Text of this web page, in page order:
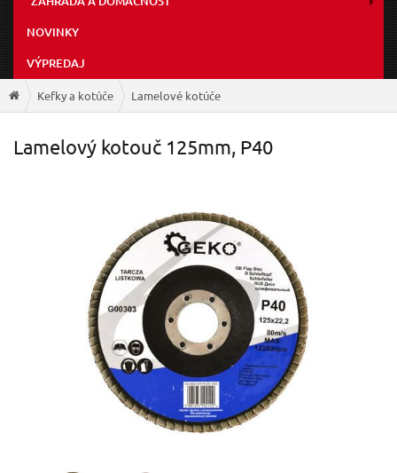
NOVINKY
VÝPREDAJ
Kefky a kotúče Lamelové kotúče
Lamelový kotouč 125mm, P40